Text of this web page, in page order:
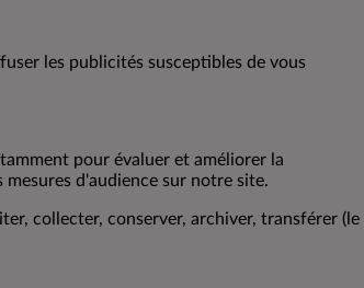
les publicités susceptibles de vous
pour évaluer et améliorer la
d'audience sur notre site.
collecter, conserver, archiver, transférer (le